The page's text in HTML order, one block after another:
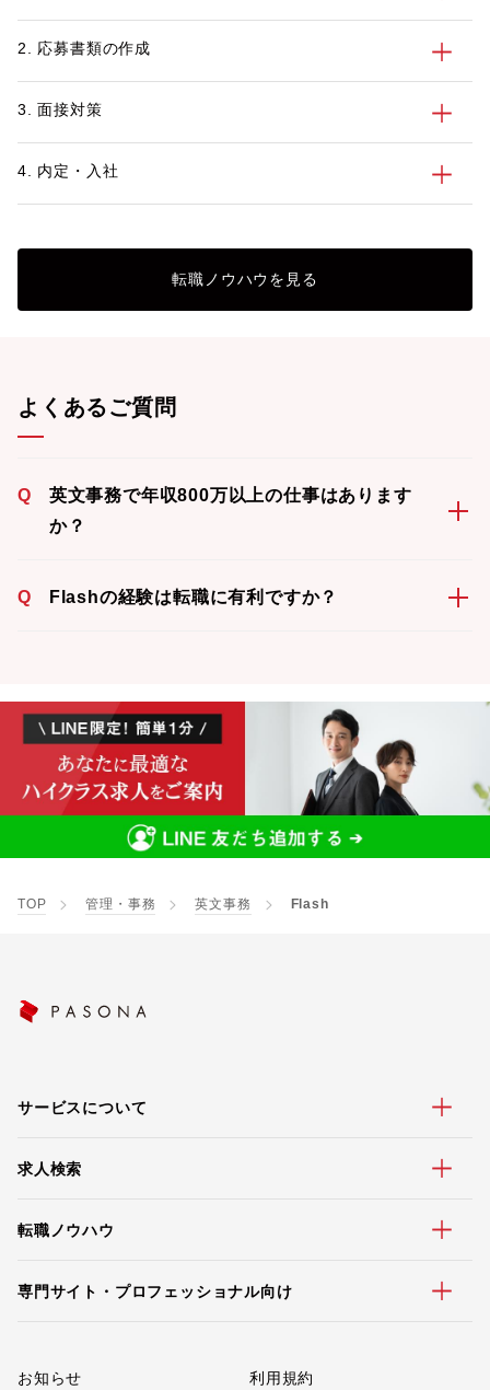
2. 応募書類の作成
3. 面接対策
4. 内定・入社
転職ノウハウを見る
よくあるご質問
Q
英文事務で年収800万以上の仕事はあります
か？
Q Flashの経験は転職に有利ですか？
TOP 管理・事務 英文事務 Flash
サービスについて
求人検索
転職ノウハウ
専門サイト・プロフェッショナル向け
お知らせ 利用規約